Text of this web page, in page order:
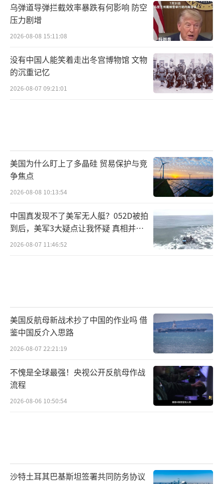
乌弹道导弹拦截效率暴跌有何影响 防空
压力剧增
2026-08-08 15:11:08
没有中国人能笑着走出冬宫博物馆 文物
的沉重记忆
2026-08-07 09:21:01
美国为什么盯上了多晶硅 贸易保护与竞
争焦点
2026-08-08 10:13:54
中国真发现不了美军无人艇？052D被拍
到后，美军3大疑点让我怀疑 真相并非
如此
2026-08-07 11:46:52
美国反航母新战术抄了中国的作业吗 借
鉴中国反介入思路
2026-08-07 22:21:19
不愧是全球最强！央视公开反航母作战
流程
2026-08-06 10:50:54
沙特土耳其巴基斯坦签署共同防务协议